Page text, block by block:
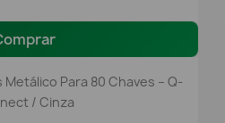
Para 80 Chaves – Q-
/ Cinza